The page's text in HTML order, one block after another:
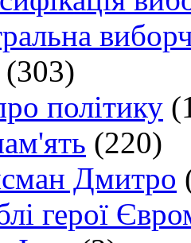
(303)
політику
(220)
Дмитро
герої